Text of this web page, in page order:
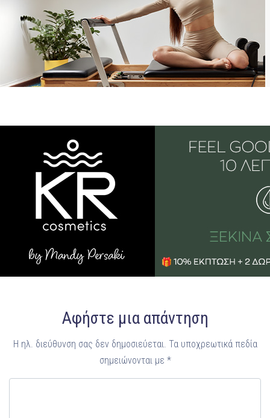
Αφήστε μια απάντηση
Η ηλ. διεύθυνση σας δεν δημοσιεύεται. Τα υποχρεωτικά πεδία
σημειώνονται με *